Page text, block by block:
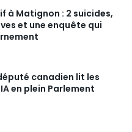
à Matignon : 2 suicides,
et une enquête qui
canadien lit les
en plein Parlement